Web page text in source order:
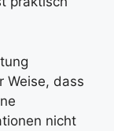
Weise, dass
nicht